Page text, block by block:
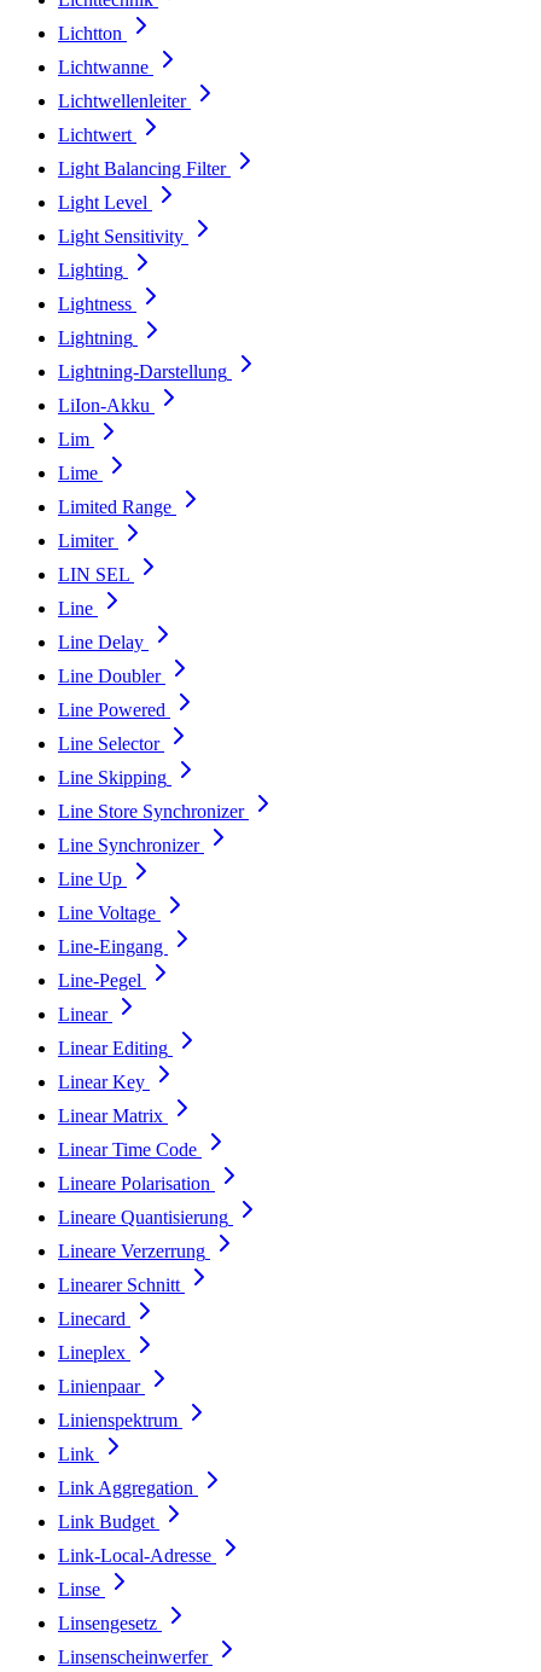
Lichtton
Lichtwanne
Lichtwellenleiter
Lichtwert
Light Balancing Filter
Light Level
Light Sensitivity
Lighting
Lightness
Lightning
Lightning-Darstellung
LiIon-Akku
Lim
Lime
Limited Range
Limiter
LIN SEL
Line
Line Delay
Line Doubler
Line Powered
Line Selector
Line Skipping
Line Store Synchronizer
Line Synchronizer
Line Up
Line Voltage
Line-Eingang
Line-Pegel
Linear
Linear Editing
Linear Key
Linear Matrix
Linear Time Code
Lineare Polarisation
Lineare Quantisierung
Lineare Verzerrung
Linearer Schnitt
Linecard
Lineplex
Linienpaar
Linienspektrum
Link
Link Aggregation
Link Budget
Link-Local-Adresse
Linse
Linsengesetz
Linsenscheinwerfer